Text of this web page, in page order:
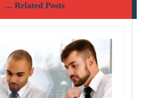
Related Posts ...